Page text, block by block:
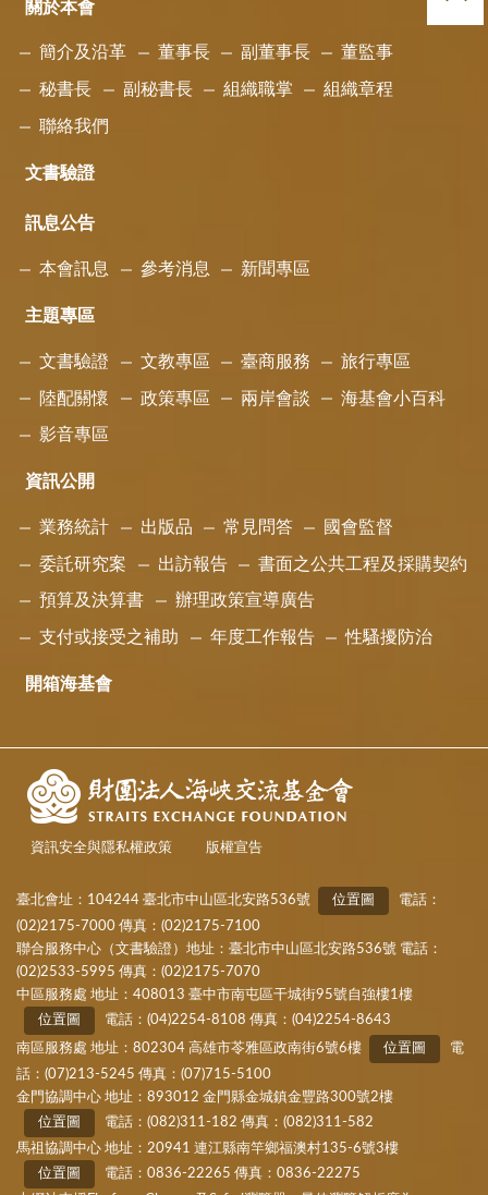
關於本會
簡介及沿革 董事長 副董事長 董監事
秘書長 副秘書長 組織職掌 組織章程
聯絡我們
文書驗證
訊息公告
本會訊息 參考消息 新聞專區
主題專區
文書驗證 文教專區 臺商服務 旅行專區
陸配關懷 政策專區 兩岸會談 海基會小百科
影音專區
資訊公開
業務統計 出版品 常見問答 國會監督
委託研究案 出訪報告 書面之公共工程及採購契約
預算及決算書 辦理政策宣導廣告
支付或接受之補助 年度工作報告 性騷擾防治
開箱海基會
資訊安全與隱私權政策 版權宣告
臺北會址：104244 臺北市中山區北安路536號 位置圖
電話：
(02)2175-7000 傳真：(02)2175-7100
聯合服務中心（文書驗證）地址：臺北市中山區北安路536號 電話：
(02)2533-5995 傳真：(02)2175-7070
中區服務處 地址：408013 臺中市南屯區干城街95號自強樓1樓
位置圖
電話：(04)2254-8108 傳真：(04)2254-8643
南區服務處 地址：802304 高雄市苓雅區政南街6號6樓
位置圖
電
話：(07)213-5245 傳真：(07)715-5100
金門協調中心 地址：893012 金門縣金城鎮金豐路300號2樓
位置圖
電話：(082)311-182 傳真：(082)311-582
馬祖協調中心 地址：20941 連江縣南竿鄉福澳村135-6號3樓
位置圖
電話：0836-22265 傳真：0836-22275